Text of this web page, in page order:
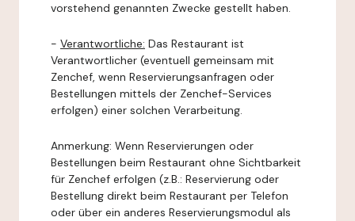
vorstehend genannten Zwecke gestellt haben.
- Verantwortliche: Das Restaurant ist
Verantwortlicher (eventuell gemeinsam mit
Zenchef, wenn Reservierungsanfragen oder
Bestellungen mittels der Zenchef-Services
erfolgen) einer solchen Verarbeitung.
Anmerkung: Wenn Reservierungen oder
Bestellungen beim Restaurant ohne Sichtbarkeit
für Zenchef erfolgen (z.B.: Reservierung oder
Bestellung direkt beim Restaurant per Telefon
oder über ein anderes Reservierungsmodul als